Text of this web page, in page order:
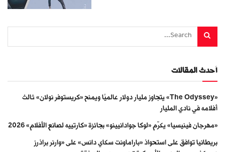
أحدث المقالات
«The Odyssey» يتجاوز مليار دولار عالميًا ويمنح «كريستوفر نولان» ثالث
أفلامه في نادي المليار
«مهرجان فينيسيا» يكرّم «لوكا جوادانيينو» بجائزة «كارتييه لصانع الأفلام» 2026
بريطانيا توافق على استحواذ «باراماونت سكاي دانس» على «وارنر براذرز